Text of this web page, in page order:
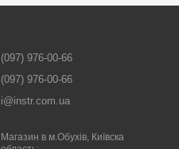
(097) 976-00-66
(097) 976-00-66
i@instr.com.ua
Магазин в м.Обухів, Київска